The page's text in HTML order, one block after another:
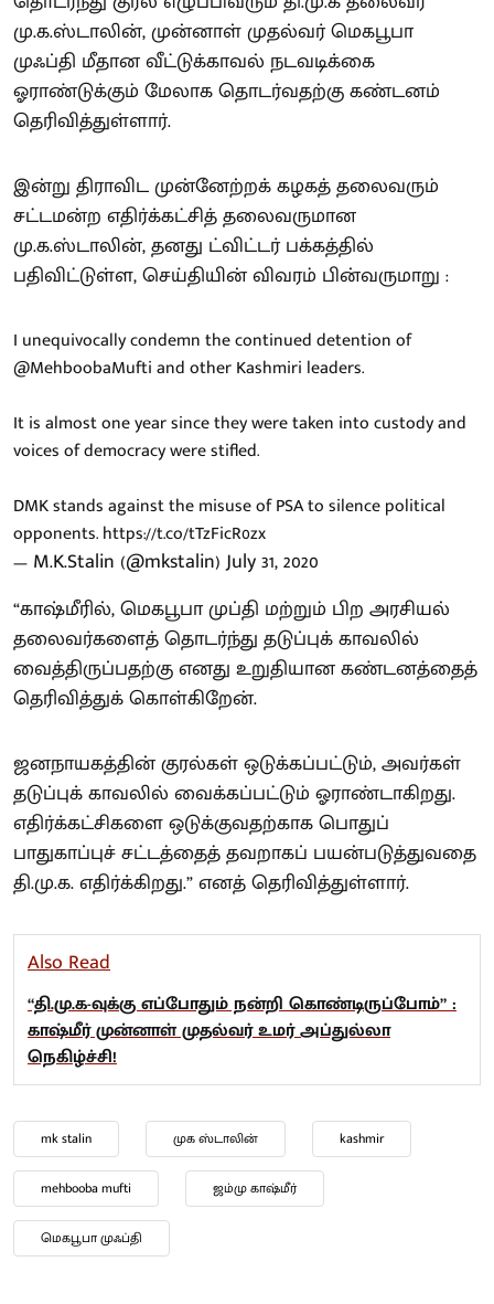
மு.க.ஸ்டாலின், முன்னாள் முதல்வர் மெகபூபா
முஃப்தி மீதான வீட்டுக்காவல் நடவடிக்கை
ஓராண்டுக்கும் மேலாக தொடர்வதற்கு கண்டனம்
தெரிவித்துள்ளார்.
இன்று திராவிட முன்னேற்றக் கழகத் தலைவரும்
சட்டமன்ற எதிர்க்கட்சித் தலைவருமான
மு.க.ஸ்டாலின், தனது ட்விட்டர் பக்கத்தில்
பதிவிட்டுள்ள, செய்தியின் விவரம் பின்வருமாறு :
I unequivocally condemn the continued detention of
@MehboobaMuftiand other Kashmiri leaders.
It is almost one year since they were taken into custody and
voices of democracy were stifled.
DMK stands against the misuse of PSA to silence political
opponents.https://t.co/tTzFicR0zx
— M.K.Stalin (@mkstalin)July 31, 2020
“காஷ்மீரில், மெகபூபா முப்தி மற்றும் பிற அரசியல்
தலைவர்களைத் தொடர்ந்து தடுப்புக் காவலில்
வைத்திருப்பதற்கு எனது உறுதியான கண்டனத்தைத்
தெரிவித்துக் கொள்கிறேன்.
ஜனநாயகத்தின் குரல்கள் ஒடுக்கப்பட்டும், அவர்கள்
தடுப்புக் காவலில் வைக்கப்பட்டும் ஓராண்டாகிறது.
எதிர்க்கட்சிகளை ஒடுக்குவதற்காக பொதுப்
பாதுகாப்புச் சட்டத்தைத் தவறாகப் பயன்படுத்துவதை
தி.மு.க. எதிர்க்கிறது.” எனத் தெரிவித்துள்ளார்.
Also Read
“தி.மு.க-வுக்கு எப்போதும் நன்றி கொண்டிருப்போம்” :
காஷ்மீர் முன்னாள் முதல்வர் உமர் அப்துல்லா
நெகிழ்ச்சி!
mk stalin முக ஸ்டாலின் kashmir
mehbooba mufti ஜம்மு காஷ்மீர்
மெகபூபா முஃப்தி